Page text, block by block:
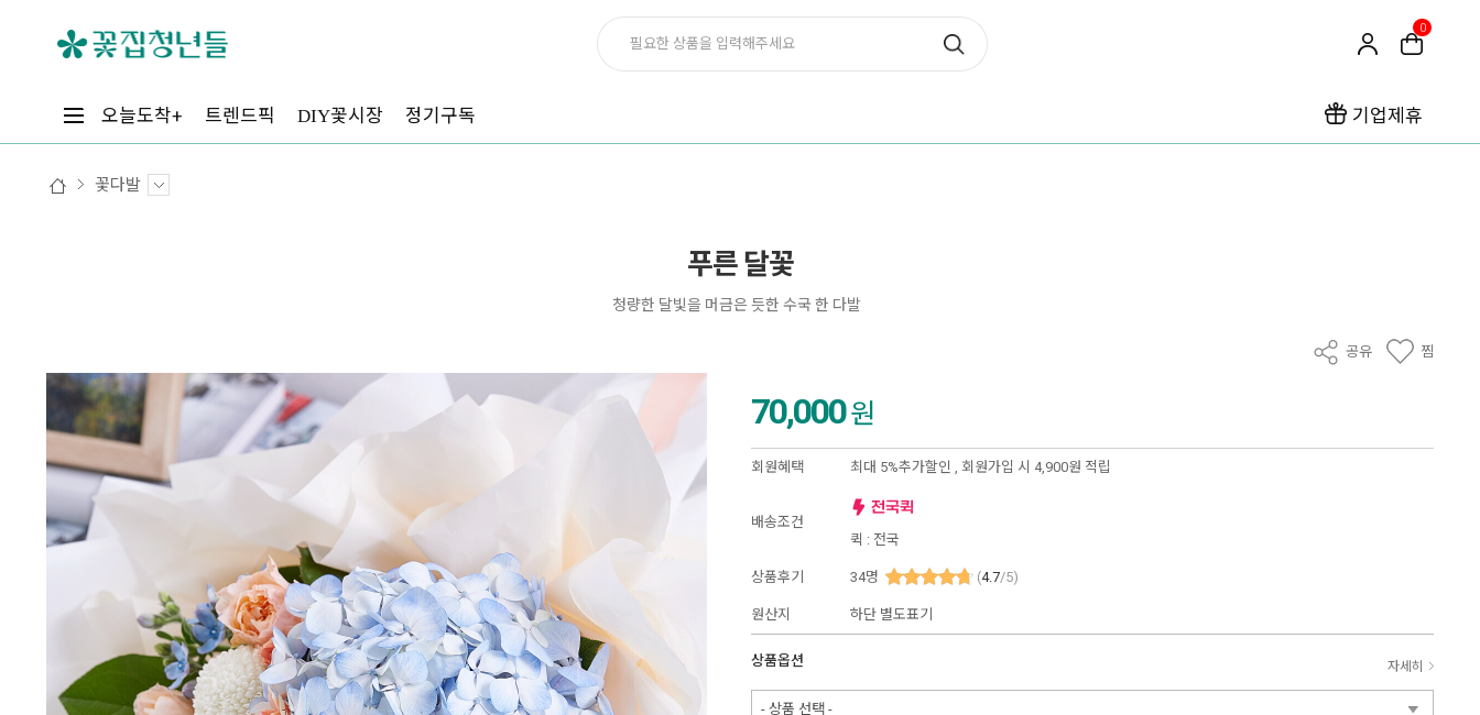
0
오늘도착+ 트렌드픽 DIY꽃시장 정기구독 기업제휴
꽃다발
푸른 달꽃
청량한 달빛을 머금은 듯한 수국 한 다발
공유 찜
70,000원
회원혜택 최대 5%추가할인 , 회원가입 시 4,900원 적립
배송조건
퀵 : 전국
상품후기 34명 (4.7/5)
원산지 하단 별도표기
상품옵션 자세히
- 상품 선택 -